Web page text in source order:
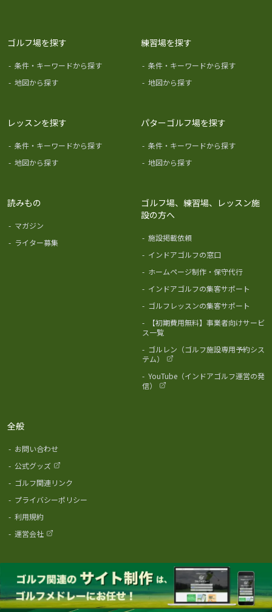
ゴルフ場を探す
- 条件・キーワードから探す
- 地図から探す
練習場を探す
- 条件・キーワードから探す
- 地図から探す
レッスンを探す
- 条件・キーワードから探す
- 地図から探す
パターゴルフ場を探す
- 条件・キーワードから探す
- 地図から探す
読みもの
- マガジン
- ライター募集
ゴルフ場、練習場、レッスン施
設の方へ
- 施設掲載依頼
- インドアゴルフの窓口
- ホームページ制作・保守代行
- インドアゴルフの集客サポート
- ゴルフレッスンの集客サポート
-
【初期費用無料】事業者向けサービ
ス一覧
- ゴルレン（ゴルフ施設専用予約シス
テム）
- YouTube（インドアゴルフ運営の発
信）
全般
- お問い合わせ
- 公式グッズ
- ゴルフ関連リンク
- プライバシーポリシー
- 利用規約
- 運営会社